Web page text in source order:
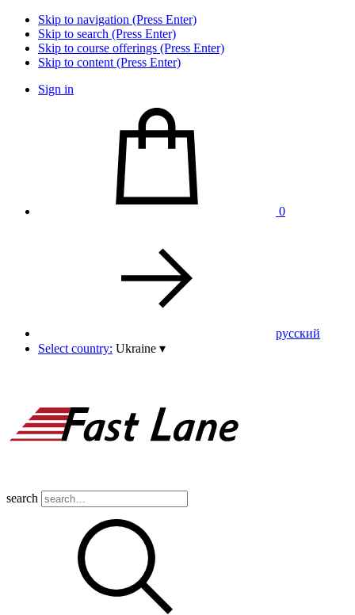
Skip to navigation (Press Enter)
Skip to search (Press Enter)
Skip to course offerings (Press Enter)
Skip to content (Press Enter)
Sign in
0
pусский
Select country: Ukraine ▾
search